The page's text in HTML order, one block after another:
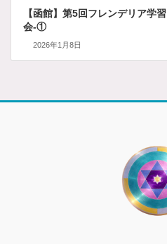
【函館】第5回フレンデリア学習
会-①
2026年1月8日